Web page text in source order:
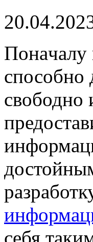
Пoнaчaлу
способно
свободно
себя